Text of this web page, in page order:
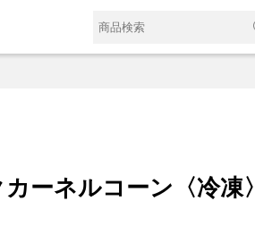
ーネルコーン〈冷凍〉